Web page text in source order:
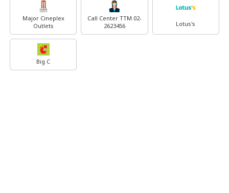
Major Cineplex
Outlets
Call Center TTM 02-
2623456
Lotus's
Big C